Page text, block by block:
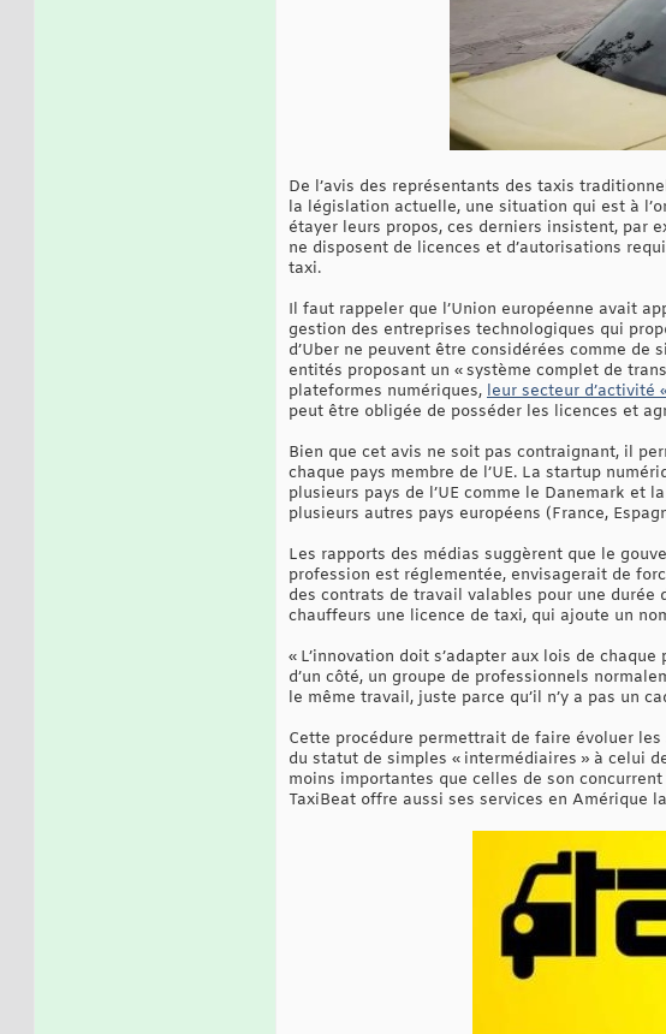
De l’avis des représentants des taxis
la législation actuelle, une situation qui est à
étayer leurs propos, ces derniers insistent, par
ne disposent de licences et d’autorisations
taxi.
Il faut rappeler que l’Union européenne avait
gestion des entreprises technologiques qui
d’Uber ne peuvent être considérées comme
entités proposant un « système complet de
plateformes numériques, leur secteur d’activité
peut être obligée de posséder les licences et
Bien que cet avis ne soit pas contraignant, il
chaque pays membre de l’UE. La startup
plusieurs pays de l’UE comme le Danemark et
plusieurs autres pays européens (France,
Les rapports des médias suggèrent que le
profession est réglementée, envisagerait de
des contrats de travail valables pour une
chauffeurs une licence de taxi, qui ajoute un
« L’innovation doit s’adapter aux lois de
d’un côté, un groupe de professionnels
le même travail, juste parce qu’il n’y a pas un
Cette procédure permettrait de faire évoluer
du statut de simples « intermédiaires » à celui
moins importantes que celles de son
TaxiBeat offre aussi ses services en Amérique